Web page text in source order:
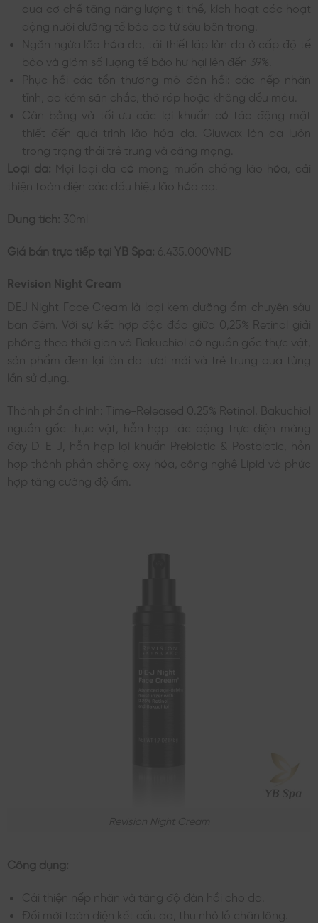
qua cơ chế tăng năng lượng ti thể, kích hoạt các hoạt
động nuôi dưỡng tế bào da từ sâu bên trong.
Ngăn ngừa lão hóa da, tái thiết lập làn da ở cấp độ tế
bào và giảm số lượng tế bào hư hại lên đến 39%.
Phục hồi các tổn thương mô đàn hồi: các nếp nhăn
tĩnh, da kém săn chắc, thô ráp hoặc không đều màu.
Cân bằng và tối ưu các lợi khuẩn có tác động mật
thiết đến quá trình lão hóa da. Giuwax làn da luôn
trong trạng thái trẻ trung và căng mọng.
Loại da: Mọi loại da có mong muốn chống lão hóa, cải
thiện toàn diện các dấu hiệu lão hóa da.
Dung tích: 30ml
Giá bán trực tiếp tại YB Spa: 6.435.000VNĐ
Revision Night Cream
DEJ Night Face Cream là loại kem dưỡng ẩm chuyên sâu
ban đêm. Với sự kết hợp độc đáo giữa 0,25% Retinol giải
phóng theo thời gian và Bakuchiol có nguồn gốc thực vật,
sản phẩm đem lại làn da tươi mới và trẻ trung qua từng
lần sử dụng.
Thành phần chính: Time-Released 0.25% Retinol, Bakuchiol
nguồn gốc thực vật, hỗn hợp tác động trực diện màng
đáy D-E-J, hỗn hợp lợi khuẩn Prebiotic & Postbiotic, hỗn
hợp thành phần chống oxy hóa, công nghệ Lipid và phức
hợp tăng cường độ ẩm.
Revision Night Cream
Công dụng:
Cải thiện nếp nhăn và tăng độ đàn hồi cho da.
Đổi mới toàn diện kết cấu da, thu nhỏ lỗ chân lông.